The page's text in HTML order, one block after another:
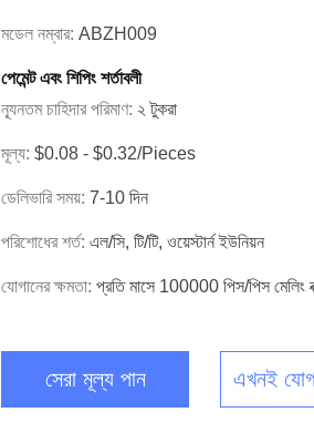
মডেল নম্বার: ABZH009
পেমেন্ট এবং শিপিং শর্তাবলী
ন্যূনতম চাহিদার পরিমাণ: ২ টুকরা
মূল্য: $0.08 - $0.32/pieces
ডেলিভারি সময়: 7-10 দিন
পরিশোধের শর্ত: এল/সি, টি/টি, ওয়েস্টার্ন ইউনিয়ন
যোগানের ক্ষমতা: প্রতি মাসে 100000 পিস/পিস মেলিং
সেরা মূল্য পান এখনই